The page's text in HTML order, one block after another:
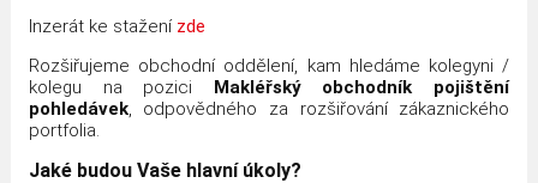
Inzerát ke stažení zde
Rozšiřujeme obchodní oddělení, kam hledáme kolegyni /
kolegu na pozici Makléřský obchodník pojištění
pohledávek, odpovědného za rozšiřování zákaznického
portfolia.
Jaké budou Vaše hlavní úkoly?